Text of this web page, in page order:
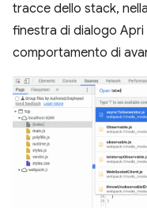
tracce dello stack,
finestra di dialogo Apri
comportamento di